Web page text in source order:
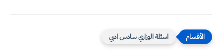
اسئلة الوزاري سادس ادبي